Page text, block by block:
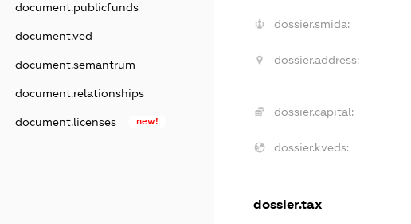
document.publicfunds
document.ved
document.semantrum
document.relationships
document.licenses new!
dossier.smida:
dossier.address:
dossier.capital:
dossier.kveds:
dossier.tax